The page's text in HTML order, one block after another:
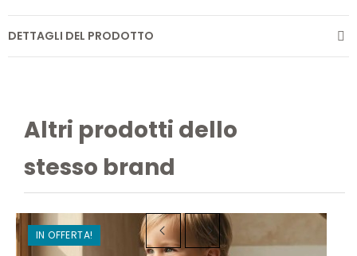
DETTAGLI DEL PRODOTTO
Altri prodotti dello
stesso brand
IN OFFERTA!